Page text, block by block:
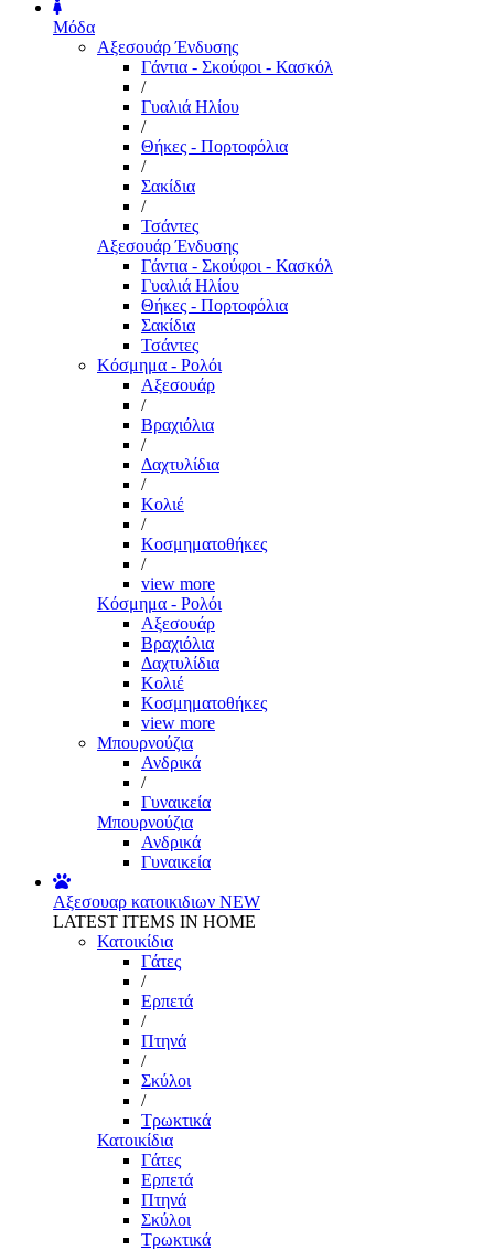
Μόδα
Αξεσουάρ Ένδυσης
Γάντια - Σκούφοι - Κασκόλ
/
Γυαλιά Ηλίου
/
Θήκες - Πορτοφόλια
/
Σακίδια
/
Τσάντες
Αξεσουάρ Ένδυσης
Γάντια - Σκούφοι - Κασκόλ
Γυαλιά Ηλίου
Θήκες - Πορτοφόλια
Σακίδια
Τσάντες
Κόσμημα - Ρολόι
Αξεσουάρ
/
Βραχιόλια
/
Δαχτυλίδια
/
Κολιέ
/
Κοσμηματοθήκες
/
view more
Κόσμημα - Ρολόι
Αξεσουάρ
Βραχιόλια
Δαχτυλίδια
Κολιέ
Κοσμηματοθήκες
view more
Μπουρνούζια
Ανδρικά
/
Γυναικεία
Μπουρνούζια
Ανδρικά
Γυναικεία
Αξεσουαρ κατοικιδιων NEW
LATEST ITEMS IN HOME
Κατοικίδια
Γάτες
/
Ερπετά
/
Πτηνά
/
Σκύλοι
/
Τρωκτικά
Κατοικίδια
Γάτες
Ερπετά
Πτηνά
Σκύλοι
Τρωκτικά